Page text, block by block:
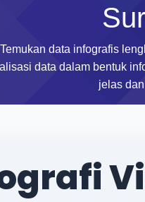
Temukan data infografis
data dalam bentuk
jelas